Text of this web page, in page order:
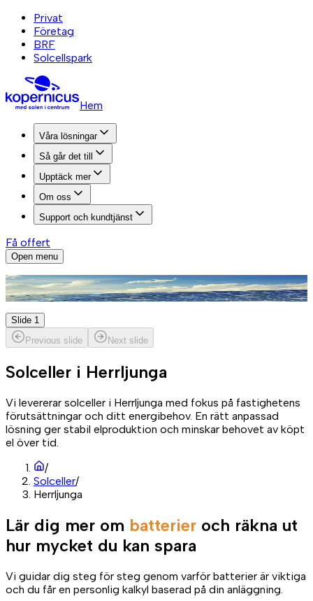
Privat
Företag
BRF
Solcellspark
Hem
Våra lösningar
Så går det till
Upptäck mer
Om oss
Support och kundtjänst
Få offert
Open menu
Slide 1
Previous slide
Next slide
Solceller i Herrljunga
Vi levererar solceller i Herrljunga med fokus på fastighetens
förutsättningar och ditt energibehov. En rätt anpassad
lösning ger stabil elproduktion och minskar behovet av köpt
el över tid.
/
Solceller/
Herrljunga
Lär dig mer om batterier och räkna ut
hur mycket du kan spara
Vi guidar dig steg för steg genom varför batterier är viktiga
och du får en personlig kalkyl baserad på din anläggning.